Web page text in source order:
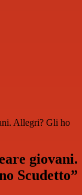
Allegri? Gli ho
giovani.
Scudetto”